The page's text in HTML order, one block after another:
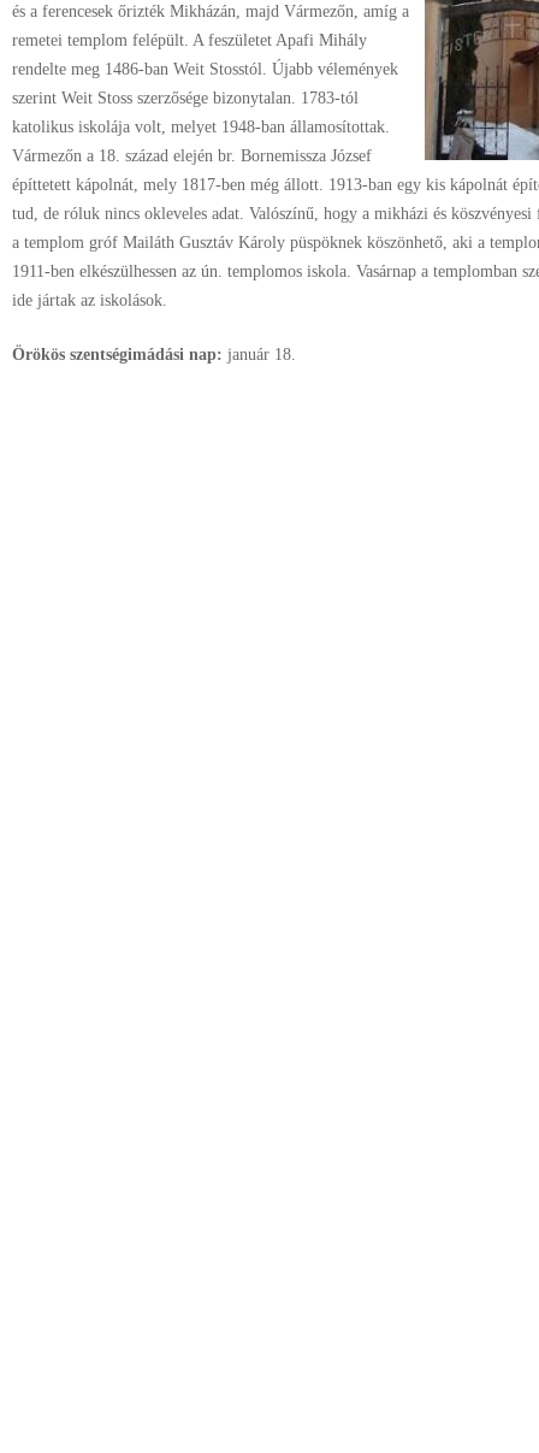
és a ferencesek őrizték Mikházán, majd Vármezőn, amíg a
remetei templom felépült. A feszületet Apafi Mihály
rendelte meg 1486-ban Weit Stosstól. Újabb vélemények
szerint Weit Stoss szerzősége bizonytalan. 1783-tól
katolikus iskolája volt, melyet 1948-ban államosítottak.
Vármezőn a 18. század elején br. Bornemissza József
építtetett kápolnát, mely 1817-ben még állott. 1913-ban egy kis kápolnát
tud, de róluk nincs okleveles adat. Valószínű, hogy a mikházi és köszvényesi
a templom gróf Mailáth Gusztáv Károly püspöknek köszönhető, aki a
1911-ben elkészülhessen az ún. templomos iskola. Vasárnap a templomban
ide jártak az iskolások.
Örökös szentségimádási nap: január 18.